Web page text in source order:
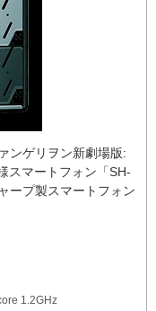
ンゲリヲン新劇場版:
スマートフォン「SH-
ープ製スマートフォン
1.2GHz